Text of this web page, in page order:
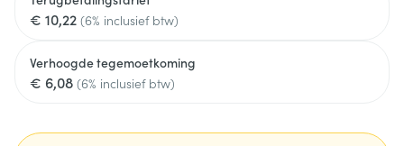
€ 10,22 (6% inclusief btw)
Verhoogde tegemoetkoming
€ 6,08 (6% inclusief btw)